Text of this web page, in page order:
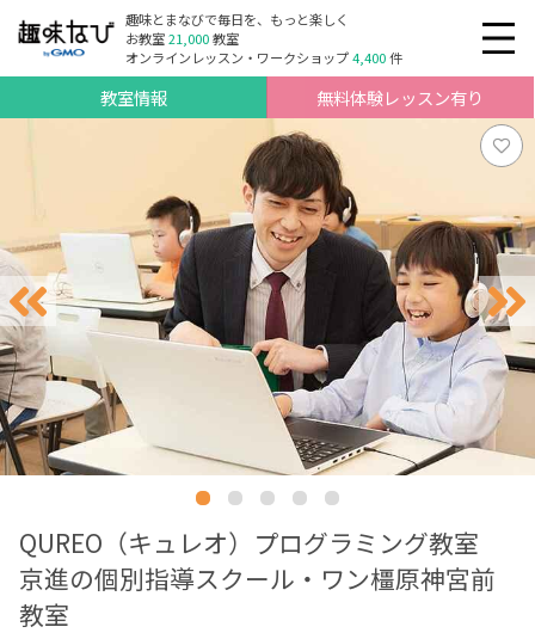
趣味とまなびで毎日を、もっと楽しく
お教室21,000教室
オンラインレッスン・ワークショップ4,400件
教室情報 無料体験レッスン有り
QUREO（キュレオ）プログラミング教室
京進の個別指導スクール・ワン橿原神宮前
教室